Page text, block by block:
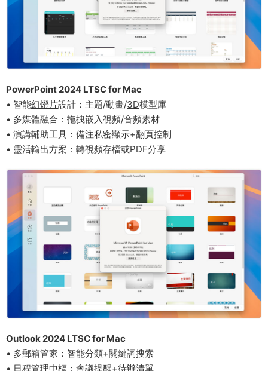
​PowerPoint 2024 LTSC​​ for Mac
• 智能幻燈片設計：主題/動畫/3D模型庫
• 多媒體融合：拖拽嵌入視頻/音頻素材
• 演講輔助工具：備注私密顯示+翻頁控制
• 靈活輸出方案：轉視頻存檔或PDF分享
​Outlook 2024 LTSC​​ for Mac
• 多郵箱管家：智能分類+關鍵詞搜索
• 日程管理中樞：會議提醒+待辦清單